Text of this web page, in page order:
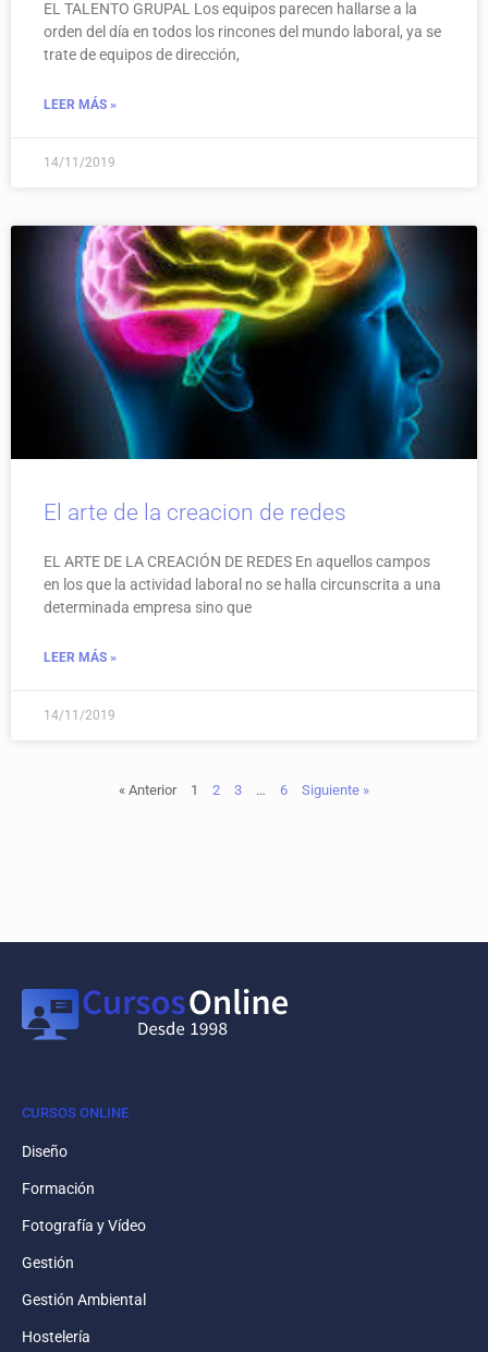
EL TALENTO GRUPAL Los equipos parecen hallarse a la
orden del día en todos los rincones del mundo laboral, ya se
trate de equipos de dirección,
LEER MÁS »
14/11/2019
El arte de la creacion de redes
EL ARTE DE LA CREACIÓN DE REDES En aquellos campos
en los que la actividad laboral no se halla circunscrita a una
determinada empresa sino que
LEER MÁS »
14/11/2019
« Anterior 1 2 3 … 6 Siguiente »
CURSOS ONLINE
Diseño
Formación
Fotografía y Vídeo
Gestión
Gestión Ambiental
Hostelería